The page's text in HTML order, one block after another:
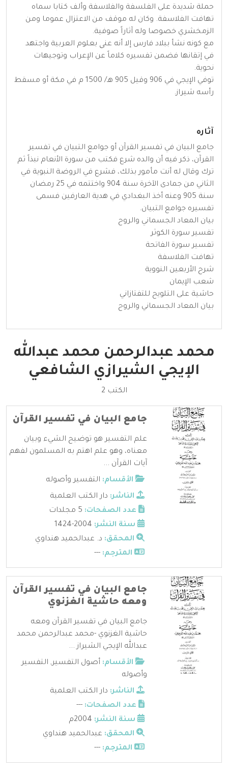
حملة شديدة على الفلسفة والفلاسفة وألف كتابا سماه
تهافت الفلاسفة. وكان له موقف من الاعتزال عموما ومن
الزمخشري خصوصا وله آثاراً صوفية.
مع كونه نشأ ببلاد فارس إلا أنه عنی بعلوم العربية واجتهد
في إتقانها فضمن تفسيره كلاماً عن الإعراب وتوجيهات
نحوية.
توفي الإيجي في 906 وقيل 905 هـ/ 1500 م في مكة أو مسقط
رأسه شيراز.
آثاره
جامع البيان في تفسير القرآن أو جوامع التبيان في تفسير
القرآن، ذكر فيه أن والده شرع فكتب من سورة الأنعام نبذاً ثم
ترك وقال له أنت مأمور بذلك، فشرع في الروضة النبوية في
الثاني من جمادى الآخرة سنة 904 واختتمه في 25 رمضان
سنة 905 وعنه أخذ البغدادي في هدية العارفين فسمى
تفسيره جوامع التبيان.
بيان المعاد الجسماني والروح
تفسير سورة الكوثر
تفسير سورة الفاتحة
تهافت الفلاسفة
شرح الأربعين النووية
شعب الإيمان
حاشية على التلويح للتفتازاني
بيان المعاد الجسماني والروح
محمد عبدالرحمن محمد عبدالله
الإيجي الشيرازي الشافعي
الكتب 2
جامع البيان في تفسير القرآن
علم التفسير هو توضيح الشيء وبيان
معناه، وهو علم اهتم به المسلمون لفهم
آيات القرآن ...
الأقسام: التفسير وأصوله
الناشر: دار الكتب العلمية
عدد الصفحات:
سنة النشر:
المحقق: د. عبدالحميد هنداوي
المترجم: ---
جامع البيان في تفسير القرآن
ومعه حاشية الغزنوي
جامع البيان في تفسير القرآن ومعه
حاشية الغزنوي -محمد عبدالرحمن محمد
عبدالله الإيجي الشيراز ...
الأقسام: أصول التفسير, التفسير
وأصوله
الناشر: دار الكتب العلمية
عدد الصفحات: ---
سنة النشر:
المحقق: عبدالحميد هنداوي
المترجم: ---